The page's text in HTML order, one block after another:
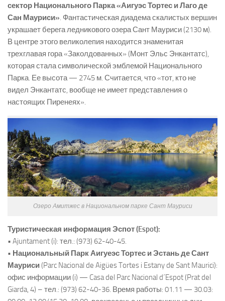
сектор Национального Парка «Аигуэс Тортес и Лаго де
Сан Мауриси» . Фантастическая диадема скалистых вершин
украшает берега ледникового озера Сант Мауриси (2130 м).
В центре этого великолепия находится знаменитая
трехглавая гора «Заколдованных» (Монт Эльс Энкантатс),
которая стала символической эмблемой Национального
Парка. Ее высота — 2745 м. Считается, что «тот, кто не
видел Энкантатс, вообще не имеет представления о
настоящих Пиренеях».
Озеро Амитжес в Национальном парке Сант Мауриси
Туристическая информация Эспот (Espot):
• Ajuntament (i): тел.: (973) 62-40-45.
• Национальный Парк Аигуеэс Тортес и Эстань де Сант
Мауриси(Parc Nacional de Aigües Tortes i Estany de Sant Maurici):
офис информации (i) — Casa del Parc Nacional d´Espot (Prat del
Giarda, 4) – тел.: (973) 62-40-36. Время работы: 01.11 — 30.03: